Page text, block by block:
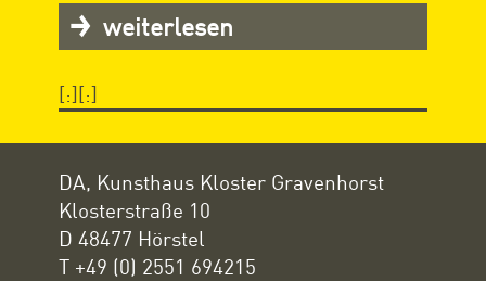
weiterlesen
[:][:]
DA, Kunsthaus Kloster Gravenhorst
Klosterstraße 10
D 48477 Hörstel
T +49 (0) 2551 694215